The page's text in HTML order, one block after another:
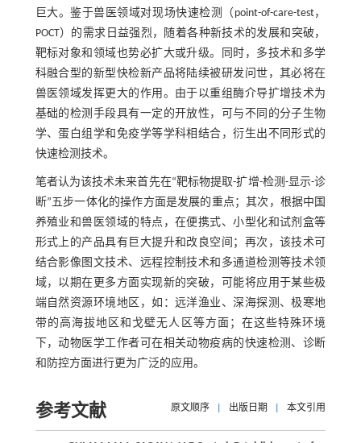
巨大。鉴于兽医领域对现场快速检测（point-of-care-test，
POCT）的需求日益强烈，随着各种新技术的发展和突破，
靶标对象和领域也势必扩大或升级。同时，多技术和多学
科融合型的新型快检新产品将陆续被研发问世，其必将在
兽医领域发挥更大的作用。由于以重组酶介导扩增技术为
基础的检测手段具有一定的开放性，可与不同的分子生物
学、蛋白组学和免疫学等学科相结合，衍生出不同形式的
快速检测技术。
笔者认为该技术未来首先在“靶标物提取-扩增-检测-显示-诊
断”五步一体化的操作方面是发展的重点；其次，根据中国
养殖业和兽医领域的特点，在便携式、小型化和试剂盒等
形式上的产品具有巨大提升和改良空间；再次，该技术可
结合影像图文技术、远程控制技术和多通道检测等技术领
域，以期在更多方面实现新的突破，可能将应用于某些极
端自然资源环境地区，如：远洋渔业、深海探测、极寒地
带的高海拔地区和戈壁无人区等方面；在这些特殊环境
下，动物医学工作者可在相关动物疫病的快速检测、诊断
和防控方面进行更为广泛的应用。
参考文献 原文顺序 出版日期 本文引用